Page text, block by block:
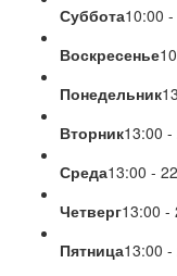
Суббота10:00
Воскресенье
Понедельник
Вторник13:00 -
Среда13:00 -
Четверг13:00 -
Пятница13:00 -